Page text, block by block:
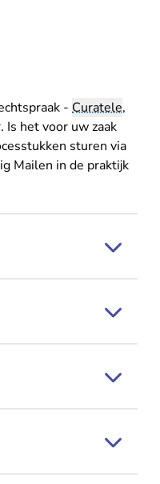
- Curatele,
Is het voor uw zaak
sturen via
Mailen in de praktijk